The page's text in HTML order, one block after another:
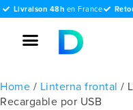
Livraison 48h en France
Home / Linterna frontal /
Recargable por USB